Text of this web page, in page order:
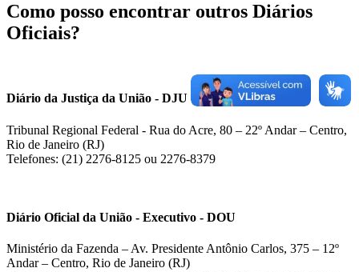
Como posso encontrar outros Diários
Oficiais?
Diário da Justiça da União - DJU
Tribunal Regional Federal - Rua do Acre, 80 – 22º Andar – Centro,
Rio de Janeiro (RJ)
Telefones: (21) 2276-8125 ou 2276-8379
Diário Oficial da União - Executivo - DOU
Ministério da Fazenda – Av. Presidente Antônio Carlos, 375 – 12º
Andar – Centro, Rio de Janeiro (RJ)